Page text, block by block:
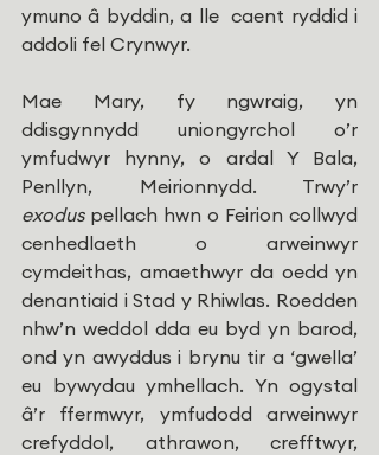
ymuno â byddin, a lle  caent ryddid i
addoli fel Crynwyr.
Mae Mary, fy ngwraig, yn
ddisgynnydd uniongyrchol o’r
ymfudwyr hynny, o ardal Y Bala,
exodus pellach hwn o Feirion collwyd
cenhedlaeth o arweinwyr
cymdeithas, amaethwyr da oedd yn
denantiaid i Stad y Rhiwlas. Roedden
nhw’n weddol dda eu byd yn barod,
ond yn awyddus i brynu tir a ‘gwella’
eu bywydau ymhellach. Yn ogystal
â’r ffermwyr, ymfudodd arweinwyr
crefyddol, athrawon, crefftwyr,